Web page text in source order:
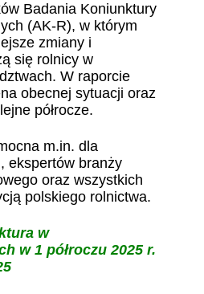
Badania Koniunktury
(AK-R), w którym
zmiany i
się rolnicy w
W raporcie
obecnej sytuacji oraz
półrocze.
m.in. dla
ekspertów branży
oraz wszystkich
polskiego rolnictwa.
w
w 1 półroczu 2025 r.